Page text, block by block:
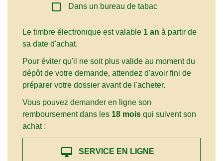
check_box_outline_blank Dans un bureau de tabac
Le timbre électronique est valable 1 an à partir de
sa date d'achat.
Pour éviter qu'il ne soit plus valide au moment du
dépôt de votre demande, attendez d'avoir fini de
préparer votre dossier avant de l'acheter.
Vous pouvez demander en ligne son
remboursement dans les 18 mois qui suivent son
achat :
desktop_mac SERVICE EN LIGNE